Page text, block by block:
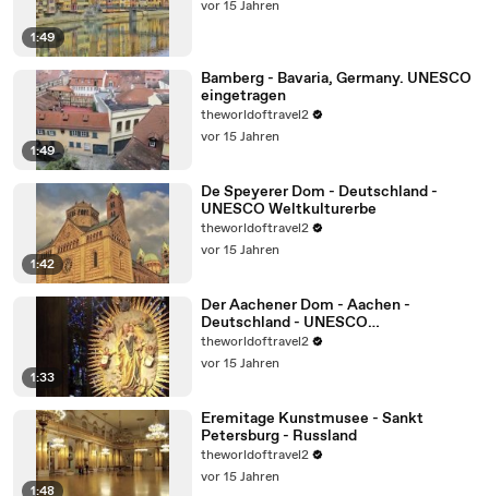
1:49
vor 15 Jahren
1:49
Bamberg - Bavaria, Germany. UNESCO
eingetragen
theworldoftravel2
vor 15 Jahren
1:42
De Speyerer Dom - Deutschland -
UNESCO Weltkulturerbe
theworldoftravel2
vor 15 Jahren
1:33
Der Aachener Dom - Aachen -
Deutschland - UNESCO
Weltkulturerbe
theworldoftravel2
vor 15 Jahren
1:48
Eremitage Kunstmusee - Sankt
Petersburg - Russland
theworldoftravel2
vor 15 Jahren